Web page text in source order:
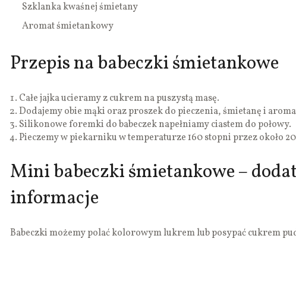
Szklanka kwaśnej śmietany
Aromat śmietankowy
Przepis na babeczki śmietankowe
Całe jajka ucieramy z cukrem na puszystą masę.
Dodajemy obie mąki oraz proszek do pieczenia, śmietanę i
Silikonowe foremki do babeczek napełniamy ciastem do połowy.
Pieczemy w piekarniku w temperaturze 160 stopni przez około
Mini babeczki śmietankowe –
informacje
Babeczki możemy polać kolorowym lukrem lub posypać cukrem